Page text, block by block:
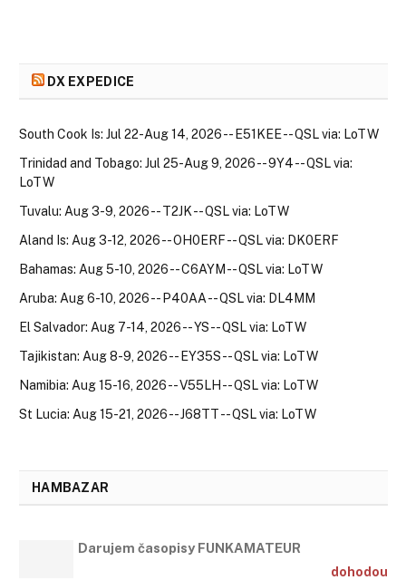
DX EXPEDICE
South Cook Is: Jul 22-Aug 14, 2026 -- E51KEE -- QSL via: LoTW
Trinidad and Tobago: Jul 25-Aug 9, 2026 -- 9Y4 -- QSL via:
LoTW
Tuvalu: Aug 3-9, 2026 -- T2JK -- QSL via: LoTW
Aland Is: Aug 3-12, 2026 -- OH0ERF -- QSL via: DK0ERF
Bahamas: Aug 5-10, 2026 -- C6AYM -- QSL via: LoTW
Aruba: Aug 6-10, 2026 -- P40AA -- QSL via: DL4MM
El Salvador: Aug 7-14, 2026 -- YS -- QSL via: LoTW
Tajikistan: Aug 8-9, 2026 -- EY35S -- QSL via: LoTW
Namibia: Aug 15-16, 2026 -- V55LH -- QSL via: LoTW
St Lucia: Aug 15-21, 2026 -- J68TT -- QSL via: LoTW
HAMBAZAR
Darujem časopisy FUNKAMATEUR
dohodou